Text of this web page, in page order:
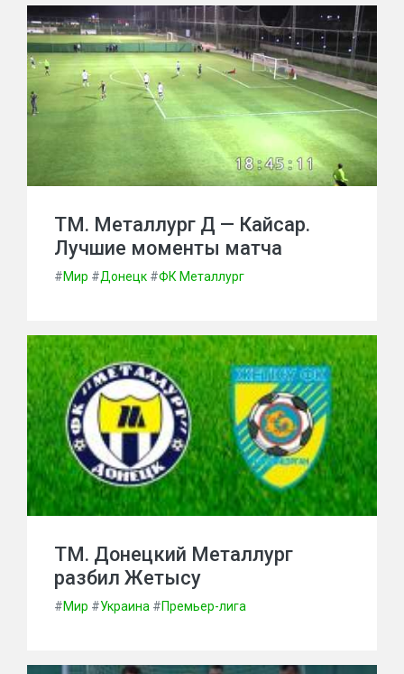
ТМ. Металлург Д — Кайсар.
Лучшие моменты матча
#Мир #Донецк #ФК Металлург
ТМ. Донецкий Металлург
разбил Жетысу
#Мир #Украина #Премьер-лига